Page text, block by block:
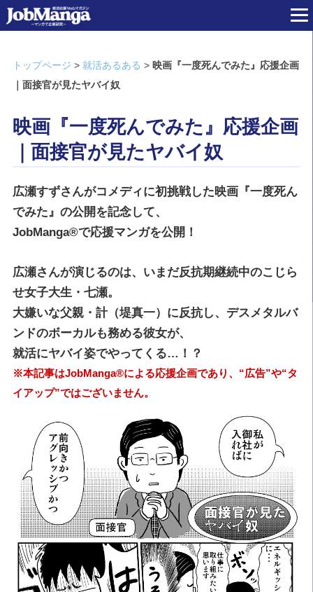
トップページ > 就活あるある > 映画『一度死んでみた』応援企画
｜面接官が見たヤバイ奴
映画『一度死んでみた』応援企画
｜面接官が見たヤバイ奴
広瀬すずさんがコメディに初挑戦した映画『一度死ん
でみた』の公開を記念して、
JobManga®で応援マンガを公開！
広瀬さんが演じるのは、いまだ反抗期継続中のこじら
せ女子大生・七瀬。
大嫌いな父親・計（堤真一）に反抗し、デスメタルバ
ンドのボーカルも務める彼女が、
就活にヤバイ姿でやってくる…！？
※本記事はJobManga®による応援企画であり、“広告”や“タ
イアップ”ではございません。